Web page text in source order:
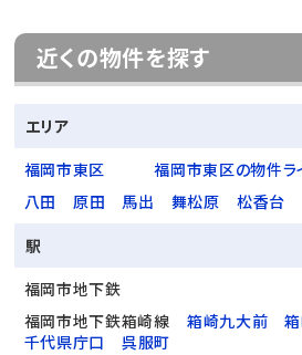
近くの物件を探す
エリア
福岡市東区
福岡市東区の物件ラ
八田
原田 馬出 舞松原
松香台
駅
福岡市地下鉄
福岡市地下鉄箱崎線
箱崎九大前
千代県庁口
呉服町